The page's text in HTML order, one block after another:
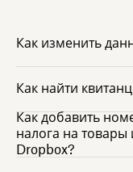
Как изменить
Как найти
Как добавить
налога на товары
Dropbox?